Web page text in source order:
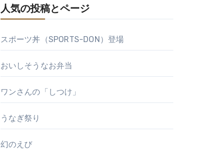
人気の投稿とページ
スポーツ丼（SPORTS-DON）登場
おいしそうなお弁当
ワンさんの「しつけ」
うなぎ祭り
幻のえび